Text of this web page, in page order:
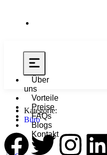
Über
uns
Vorteile
Preise
FAQs
Blogs
Kontakt
Kategorie:
Büro